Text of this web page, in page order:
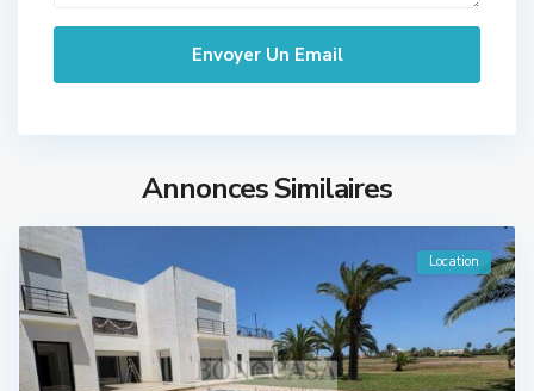
Annonces Similaires
Location